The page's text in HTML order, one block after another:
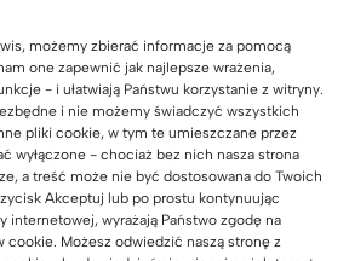
możemy zbierać informacje za pomocą
one zapewnić jak najlepsze wrażenia,
- i ułatwiają Państwu korzystanie z witryny.
i nie możemy świadczyć wszystkich
pliki cookie, w tym te umieszczane przez
wyłączone - chociaż bez nich nasza strona
a treść może nie być dostosowana do Twoich
Akceptuj lub po prostu kontynuując
internetowej, wyrażają Państwo zgodę na
cookie. Możesz odwiedzić naszą stronę z